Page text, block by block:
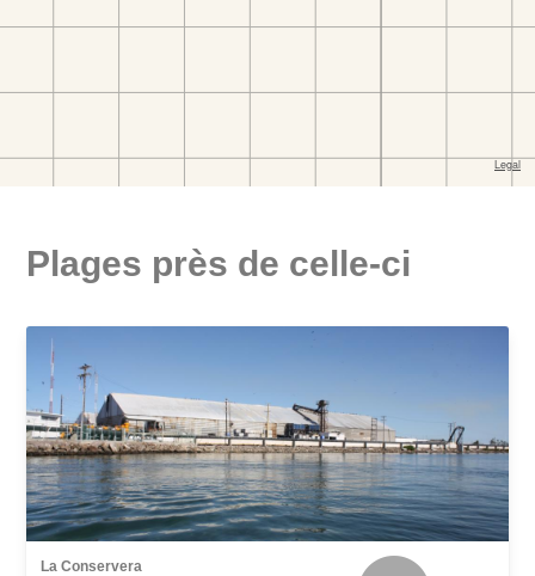
Plages près de celle-ci
La Conservera